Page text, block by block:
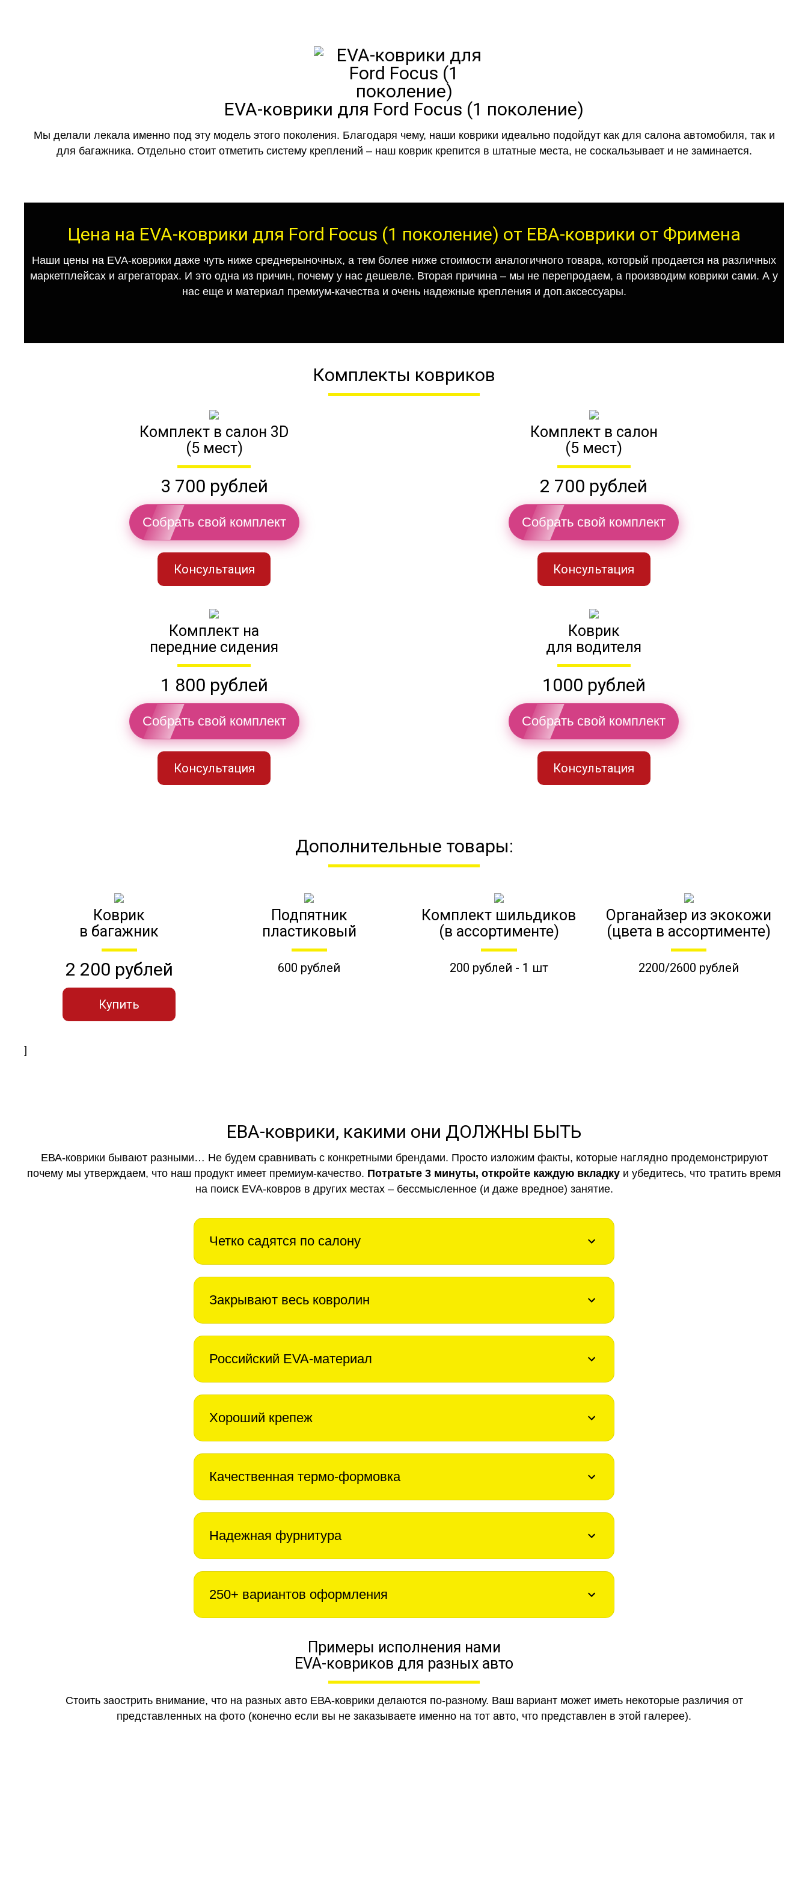
EVA-коврики для Ford Focus (1 поколение)
Мы делали лекала именно под эту модель этого поколения. Благодаря чему, наши коврики идеально подойдут как для салона автомобиля, так и
для багажника. Отдельно стоит отметить систему креплений – наш коврик крепится в штатные места, не соскальзывает и не заминается.
Цена на EVA-коврики для Ford Focus (1 поколение) от ЕВА-коврики от Фримена
Наши цены на EVA-коврики даже чуть ниже среднерыночных, а тем более ниже стоимости аналогичного товара, который продается на различных
маркетплейсах и агрегаторах. И это одна из причин, почему у нас дешевле. Вторая причина – мы не перепродаем, а производим коврики сами. А у
нас еще и материал премиум-качества и очень надежные крепления и доп.аксессуары.
Комплекты ковриков
Комплект в салон 3D
(5 мест)
3 700 рублей
Собрать свой комплект
Консультация
Комплект в салон
(5 мест)
2 700 рублей
Собрать свой комплект
Консультация
Комплект на
передние сидения
1 800 рублей
Собрать свой комплект
Консультация
Коврик
для водителя
1000 рублей
Собрать свой комплект
Консультация
Дополнительные товары:
Коврик
в багажник
2 200 рублей
Купить
Подпятник
пластиковый
600 рублей
Комплект шильдиков
(в ассортименте)
200 рублей - 1 шт
Органайзер из экокожи
(цвета в ассортименте)
2200/2600 рублей
]
ЕВА-коврики, какими они ДОЛЖНЫ БЫТЬ
ЕВА-коврики бывают разными… Не будем сравнивать с конкретными брендами. Просто изложим факты, которые наглядно продемонстрируют
почему мы утверждаем, что наш продукт имеет премиум-качество. Потратьте 3 минуты, откройте каждую вкладку и убедитесь, что тратить время
на поиск EVA-ковров в других местах – бессмысленное (и даже вредное) занятие.
Четко садятся по салону
Закрывают весь ковролин
Российский EVA-материал
Хороший крепеж
Качественная термо-формовка
Надежная фурнитура
250+ вариантов оформления
Примеры исполнения нами
EVA-ковриков для разных авто
Стоить заострить внимание, что на разных авто ЕВА-коврики делаются по-разному. Ваш вариант может иметь некоторые различия от
представленных на фото (конечно если вы не заказываете именно на тот авто, что представлен в этой галерее).